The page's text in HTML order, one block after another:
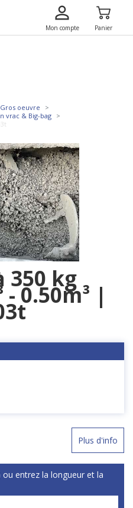
Mon compte Panier
oeuvre
vrac & Big-bag
350 kg
0.50m³ |
Plus d'info
ou entrez la longueur et la